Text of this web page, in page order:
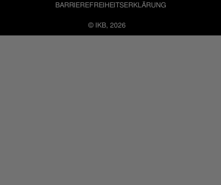
© IKB, 2026
BARRIEREFREIHEITSERKLÄRUNG